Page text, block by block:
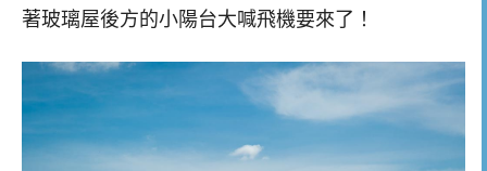
著玻璃屋後方的小陽台大喊飛機要來了！